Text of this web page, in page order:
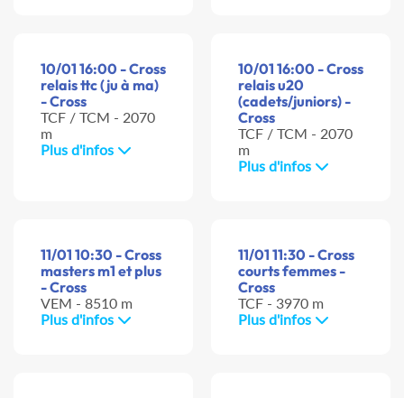
10/01 16:00 - Cross
relais ttc (ju à ma)
- Cross
TCF / TCM - 2070
m
Plus d'infos
10/01 16:00 - Cross
relais u20
(cadets/juniors) -
Cross
TCF / TCM - 2070
m
Plus d'infos
11/01 10:30 - Cross
masters m1 et plus
- Cross
VEM - 8510 m
Plus d'infos
11/01 11:30 - Cross
courts femmes -
Cross
TCF - 3970 m
Plus d'infos